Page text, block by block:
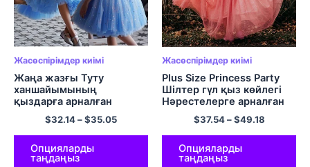
Жасөспірімдер киімі
Жаңа жазғы Туту
ханшайымының
қыздарға арналған
көйлегі кружевые торлы
блестки дизайн кешке
арналған қыз көйлегі
Балалардың туған күніне
сыйлық
$32.14–$35.05
Опцияларды
таңдаңыз
Жасөспірімдер киімі
Plus Size Princess Party
Шілтер гүл қыз көйлегі
Нәрестелерге арналған
жазғы үйлену тойының
туған күніне арналған
көйлектер Балалар киімі
2 4 6 8 10 12 14
$37.54–$49.18
Опцияларды
таңдаңыз